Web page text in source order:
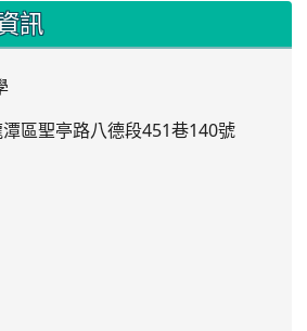
訊
區聖亭路八德段451巷140號